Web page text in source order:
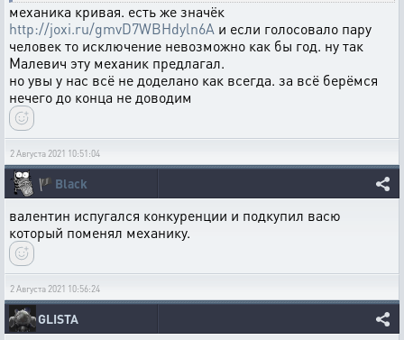
механика кривая. есть же значёк
http://joxi.ru/gmvD7WBHdyln6A и если голосовало пару
человек то исключение невозможно как бы год. ну так
Малевич эту механик предлагал.
но увы у нас всё не доделано как всегда. за всё берёмся
нечего до конца не доводим
2 Августа 2021 10:51:04
🏴 Black
валентин испугался конкуренции и подкупил васю
который поменял механику.
2 Августа 2021 10:56:24
GLISTA